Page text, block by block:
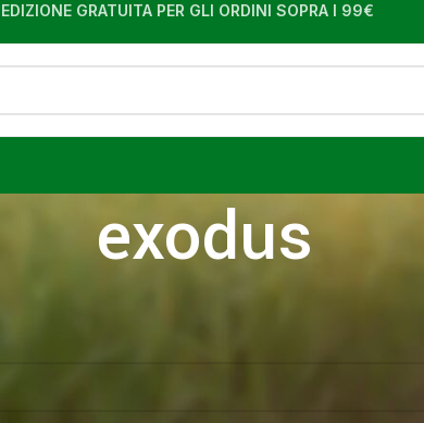
GRATUITA PER GLI ORDINI SOPRA I 99€
exodus